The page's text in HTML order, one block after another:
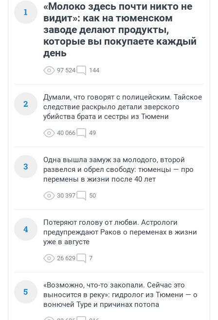
1
«Молоко здесь почти никто не
видит»: как на тюменском
заводе делают продукты,
которые вы покупаете каждый
день
97 524 144
2
Думали, что говорят с полицейским. Тайское
следствие раскрыло детали зверского
убийства брата и сестры из Тюмени
40 066 49
3
Одна вышла замуж за молодого, второй
развелся и обрел свободу: тюменцы — про
перемены в жизни после 40 лет
30 397 50
4
Потеряют голову от любви. Астрологи
предупреждают Раков о переменах в жизни
уже в августе
26 629 7
5
«Возможно, что-то закопали. Сейчас это
выносится в реку»: гидролог из Тюмени — о
вонючей Туре и причинах потопа